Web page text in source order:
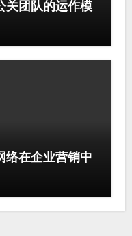
关团队的运作模
络在企业营销中